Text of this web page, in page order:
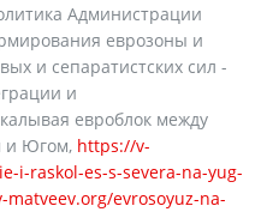
Администрации
еврозоны и
и сепаратистских сил -
и
евроблок между
и Югом, https://v-
i-raskol-es-s-severa-na-yug-
matveev.org/evrosoyuz-na-